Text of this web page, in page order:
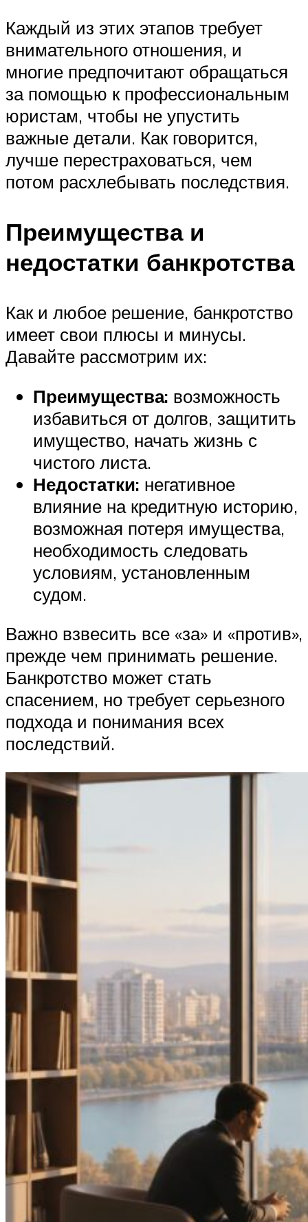
Каждый из этих этапов требует
внимательного отношения, и
многие предпочитают обращаться
за помощью к профессиональным
юристам, чтобы не упустить
важные детали. Как говорится,
лучше перестраховаться, чем
потом расхлебывать последствия.
Преимущества и
недостатки банкротства
Как и любое решение, банкротство
имеет свои плюсы и минусы.
Давайте рассмотрим их:
Преимущества: возможность
избавиться от долгов, защитить
имущество, начать жизнь с
чистого листа.
Недостатки: негативное
влияние на кредитную историю,
возможная потеря имущества,
необходимость следовать
условиям, установленным
судом.
Важно взвесить все «за» и «против»,
прежде чем принимать решение.
Банкротство может стать
спасением, но требует серьезного
подхода и понимания всех
последствий.